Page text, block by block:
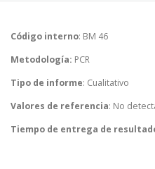
FICHAS TÉCNICAS
Código interno: BM 46
Metodología: PCR
Tipo de informe: Cualitativo
Valores de referencia: No
Tiempo de entrega de